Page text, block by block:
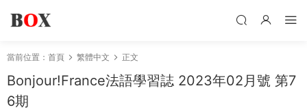
當前位置： 首頁 繁體中文 正文
Bonjour!France法語學習誌 2023年02月號 第7
6期